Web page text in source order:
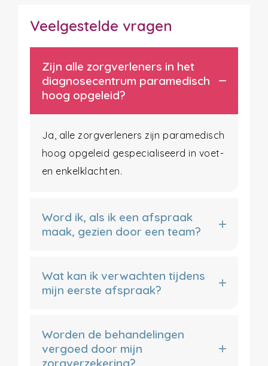
Veelgestelde vragen
Zijn alle zorgverleners in het
diagnosecentrum paramedisch
hoog opgeleid?
Ja, alle zorgverleners zijn paramedisch
hoog opgeleid gespecialiseerd in voet-
en enkelklachten.
Word ik, als ik een afspraak
maak, gezien door een team?
Wat kan ik verwachten tijdens
mijn eerste afspraak?
Worden de behandelingen
vergoed door mijn
zorgverzekering?